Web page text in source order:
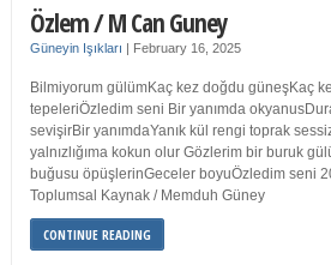
Özlem / M Can Guney
Güneyin Işıkları | February 16, 2025
Bilmiyorum gülümKaç kez doğdu güneşKaç
tepeleriÖzledim seni Bir yanımda
sevişirBir yanımdaYanık kül rengi toprak
yalnızlığıma kokun olur Gözlerim bir buruk
buğusu öpüşlerinGeceler boyuÖzledim seni
Toplumsal Kaynak / Memduh Güney
CONTINUE READING